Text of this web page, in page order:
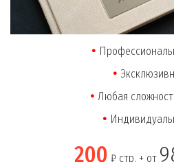
Любая
200 ₽ стр. + от